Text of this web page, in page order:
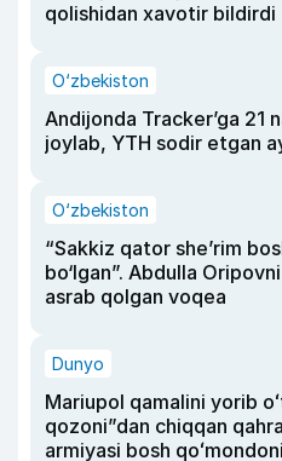
qolishidan xavotir bildirdi
O‘zbekiston
Andijonda Tracker’ga 21
joylab, YTH sodir etgan
O‘zbekiston
“Sakkiz qator she’rim
bo‘lgan”. Abdulla
asrab qolgan voqea
Dunyo
Mariupol qamalini yorib
qozoni”dan chiqqan
armiyasi bosh